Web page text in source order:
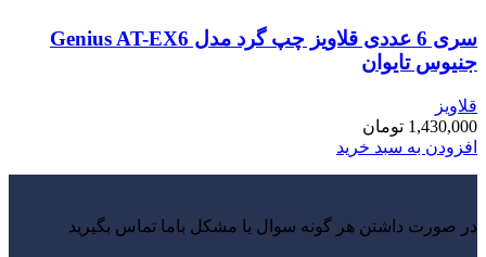
سری 6 عددی قلاویز چپ گرد مدل Genius AT-EX6
جنیوس تایوان
قلاویز
1,430,000 تومان
افزودن به سبد خرید
در صورت داشتن هر گونه سوال یا مشکل باما تماس بگیرید